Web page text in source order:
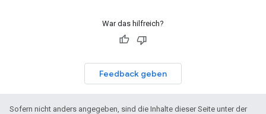
War das hilfreich?
Feedback geben
Sofern nicht anders angegeben, sind die Inhalte dieser Seite unter der